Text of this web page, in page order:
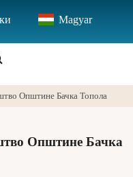
Magyar
Општине Бачка Топола
Општине Бачка